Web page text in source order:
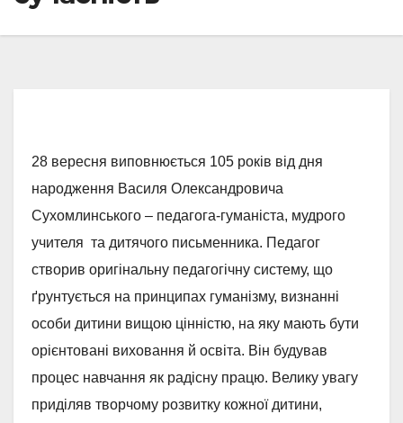
28 вересня виповнюється 105 років від дня
народження Василя Олександровича
Сухомлинського – педагога-гуманіста, мудрого
учителя та дитячого письменника. Педагог
створив оригінальну педагогічну систему, що
ґрунтується на принципах гуманізму, визнанні
особи дитини вищою цінністю, на яку мають бути
орієнтовані виховання й освіта. Він будував
процес навчання як радісну працю. Велику увагу
приділяв творчому розвитку кожної дитини,